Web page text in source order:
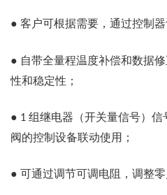
● 客户可根据需要，通过控制
● 自带全量程温度补偿和数据
性和稳定性；
● 1 组继电器（开关量信号）
阀的控制设备联动使用；
● 可通过调节可调电阻，调整零